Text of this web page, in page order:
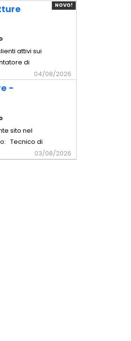
Project
gestione di
chiavi in
NOVO!
attivi sui
di
montaggio
e
e
04/08/2026
-
sito nel
Tecnico di
03/08/2026